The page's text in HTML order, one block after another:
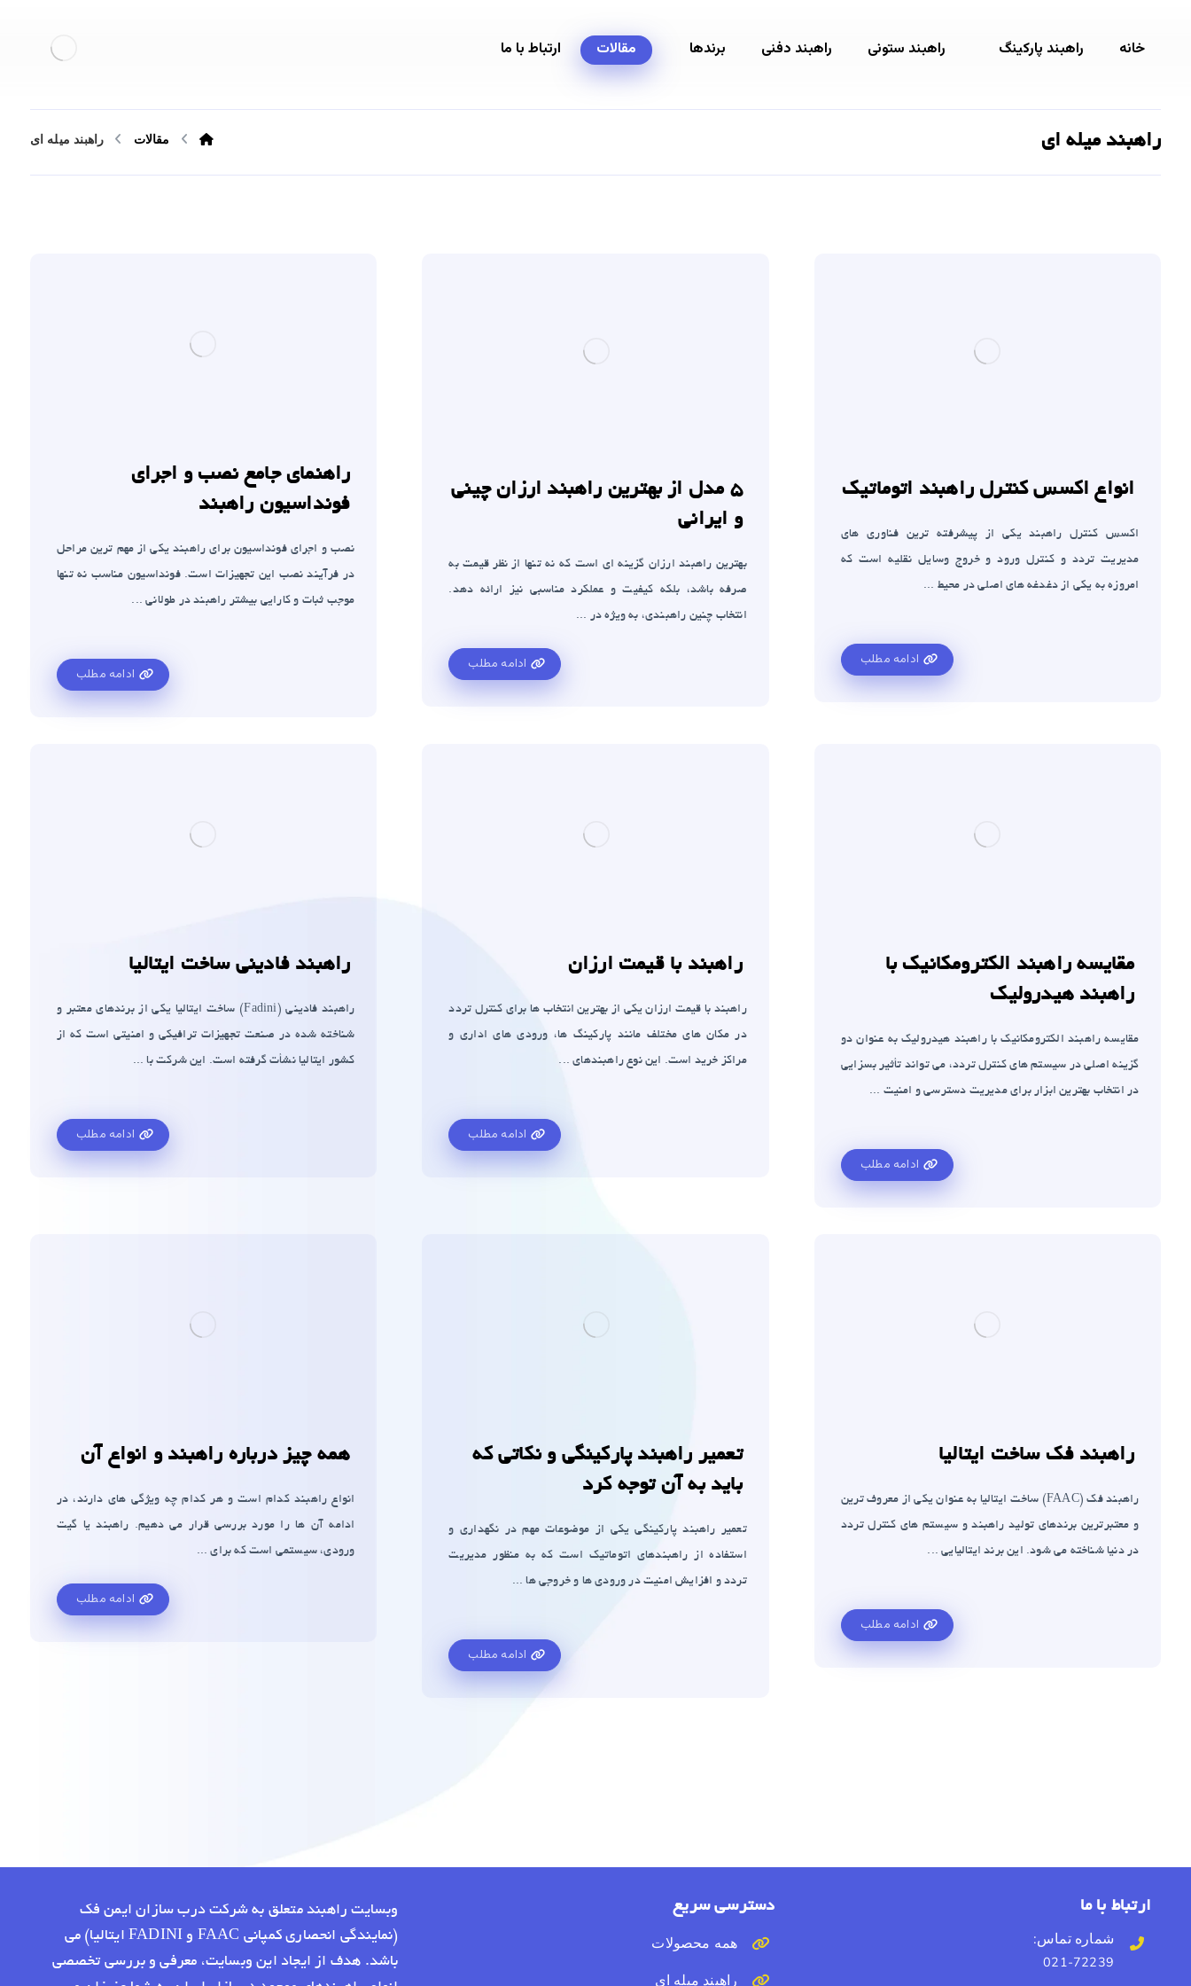
خانه راهبند پارکینگ راهبند ستونی راهبند دفنی برندها مقالات ارتباط با ما
راهبند میله ای مقالات راهبند میله ای
انواع اکسس کنترل راهبند اتوماتیک
اکسس کنترل راهبند یکی از پیشرفته ترین فناوری های
مدیریت تردد و کنترل ورود و خروج وسایل نقلیه است که
امروزه به یکی از دغدغه های اصلی در محیط ...
ادامه مطلب
5 مدل از بهترین راهبند ارزان چینی
و ایرانی
بهترین راهبند ارزان گزینه ای است که نه تنها از نظر قیمت به
صرفه باشد، بلکه کیفیت و عملکرد مناسبی نیز ارائه دهد.
انتخاب چنین راهبندی، به ویژه در ...
ادامه مطلب
راهنمای جامع نصب و اجرای
فونداسیون راهبند
نصب و اجرای فونداسیون برای راهبند یکی از مهم ترین مراحل
در فرآیند نصب این تجهیزات است. فونداسیون مناسب نه تنها
موجب ثبات و کارایی بیشتر راهبند در طولانی ...
ادامه مطلب
مقایسه راهبند الکترومکانیک با
راهبند هیدرولیک
مقایسه راهبند الکترومکانیک با راهبند هیدرولیک به عنوان دو
گزینه اصلی در سیستم های کنترل تردد، می تواند تأثیر بسزایی
در انتخاب بهترین ابزار برای مدیریت دسترسی و امنیت ...
ادامه مطلب
راهبند با قیمت ارزان
راهبند با قیمت ارزان یکی از بهترین انتخاب ها برای کنترل تردد
در مکان های مختلف مانند پارکینگ ها، ورودی های اداری و
مراکز خرید است. این نوع راهبندهای ...
ادامه مطلب
راهبند فادینی ساخت ایتالیا
راهبند فادینی (Fadini) ساخت ایتالیا یکی از برندهای معتبر و
شناخته شده در صنعت تجهیزات ترافیکی و امنیتی است که از
کشور ایتالیا نشأت گرفته است. این شرکت با ...
ادامه مطلب
راهبند فک ساخت ایتالیا
راهبند فک (FAAC) ساخت ایتالیا به عنوان یکی از معروف ترین
و معتبرترین برندهای تولید راهبند و سیستم های کنترل تردد
در دنیا شناخته می شود. این برند ایتالیایی ...
ادامه مطلب
تعمیر راهبند پارکینگی و نکاتی که
باید به آن توجه کرد
تعمیر راهبند پارکینگی یکی از موضوعات مهم در نگهداری و
استفاده از راهبندهای اتوماتیک است که به منظور مدیریت
تردد و افزایش امنیت در ورودی ها و خروجی ها ...
ادامه مطلب
همه چیز درباره راهبند و انواع آن
انواع راهبند کدام است و هر کدام چه ویژگی های دارند، در
ادامه آن ها را مورد بررسی قرار می دهیم. راهبند یا گیت
ورودی، سیستمی است که برای ...
ادامه مطلب
ارتباط با ما
شماره تماس:
021-72239
دسترسی سریع
همه محصولات
راهبند میله ای
وبسایت راهبند متعلق به شرکت درب سازان ایمن فک
(نمایندگی انحصاری کمپانی FAAC و FADINI ایتالیا) می
باشد. هدف از ایجاد این وبسایت، معرفی و بررسی تخصصی